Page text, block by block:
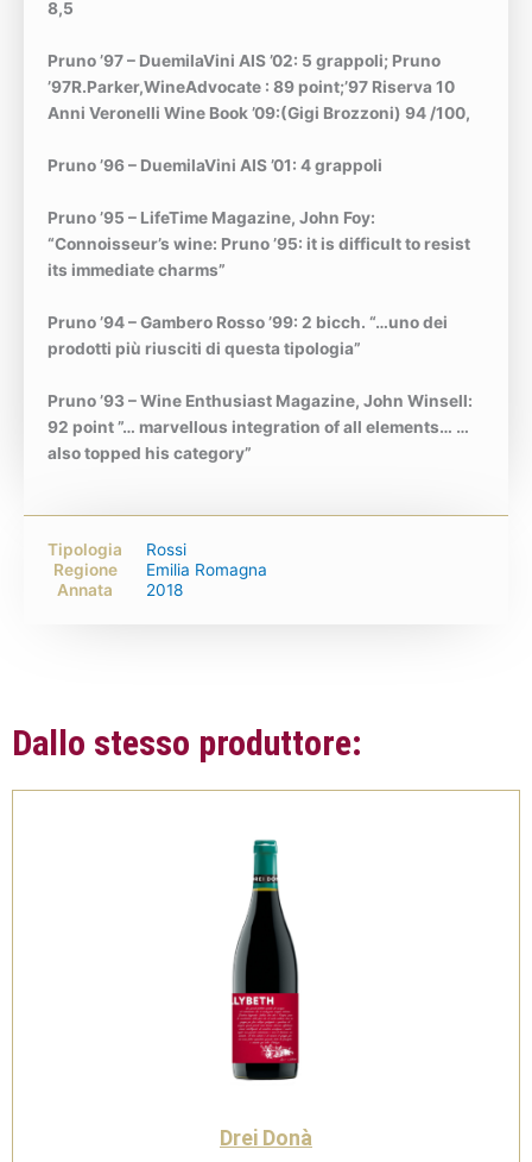
8,5
Pruno ’97 – DuemilaVini AIS ’02: 5 grappoli; Pruno
’97R.Parker,WineAdvocate : 89 point;’97 Riserva 10
Anni Veronelli Wine Book ’09:(Gigi Brozzoni) 94 /100,
Pruno ’96 – DuemilaVini AIS ’01: 4 grappoli
Pruno ’95 – LifeTime Magazine, John Foy:
“Connoisseur’s wine: Pruno ’95: it is difficult to resist
its immediate charms”
Pruno ’94 – Gambero Rosso ’99: 2 bicch. “…uno dei
prodotti più riusciti di questa tipologia”
Pruno ’93 – Wine Enthusiast Magazine, John Winsell:
92 point ”… marvellous integration of all elements… …
also topped his category”
Tipologia
Rossi
Regione
Emilia Romagna
Annata
2018
Dallo stesso produttore:
Drei Donà